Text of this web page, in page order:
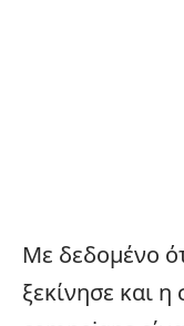
Με δεδομένο
ξεκίνησε και